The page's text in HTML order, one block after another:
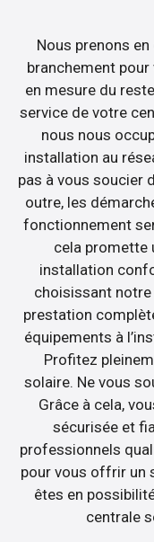
Nous prenons
branchement
en mesure du
service de votre
nous nous
installation au
pas à vous soucier
outre, les
fonctionnement
cela promette
installation
choisissant notre
prestation
équipements à
Profitez
solaire. Ne vous
Grâce à cela,
sécurisée et
professionnels
pour vous offrir un
êtes en
centrale